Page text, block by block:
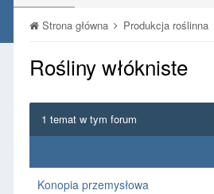
Strona główna Produkcja roślinna
Rośliny włókniste
1 temat w tym forum
Konopia przemysłowa